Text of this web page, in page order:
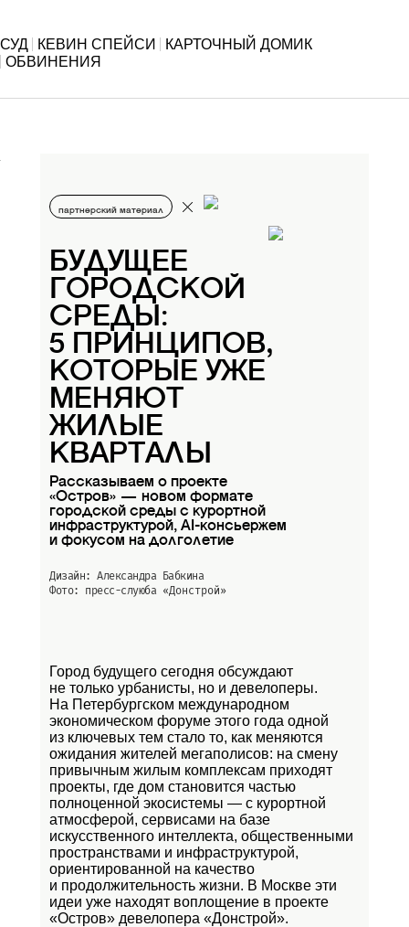
СУД КЕВИН СПЕЙСИ
КАРТОЧНЫЙ ДОМИК
ОБВИНЕНИЯ
партнерский материал
БУДУЩЕЕ
ГОРОДСКОЙ
СРЕДЫ:
5 ПРИНЦИПОВ,
КОТОРЫЕ УЖЕ
МЕНЯЮТ
ЖИЛЫЕ
КВАРТАЛЫ
Рассказываем о проекте
«Остров» — новом формате
городской среды с курортной
инфраструктурой, AI-консьержем
и фокусом на долголетие
Дизайн: Александра Бабкина
Фото: пресс-слуюба «Донстрой»
Город будущего сегодня обсуждают
не только урбанисты, но и девелоперы.
На Петербургском международном
экономическом форуме этого года одной
из ключевых тем стало то, как меняются
ожидания жителей мегаполисов: на смену
привычным жилым комплексам приходят
проекты, где дом становится частью
полноценной экосистемы — с курортной
атмосферой, сервисами на базе
искусственного интеллекта, общественными
пространствами и инфраструктурой,
ориентированной на качество
и продолжительность жизни. В Москве эти
идеи уже находят воплощение в проекте
«Остров» девелопера «Донстрой».